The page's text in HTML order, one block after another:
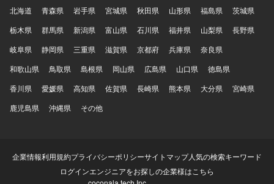
北海道
青森県 岩手県 宮城県 秋田県 山形県 福島県
茨城県
栃木県
群馬県 新潟県 富山県 石川県 福井県 山梨県
長野県
岐阜県
静岡県 三重県 滋賀県 京都府 兵庫県
奈良県
和歌山県
鳥取県 島根県 岡山県 広島県 山口県
徳島県
香川県
愛媛県 高知県 佐賀県 長崎県 熊本県 大分県
宮崎県
鹿児島県
沖縄県 その他
企業情報利用規約プライバシーポリシーサイトマップ人気の検索キーワード
ログインエンジニアをお探しの企業様はこちら